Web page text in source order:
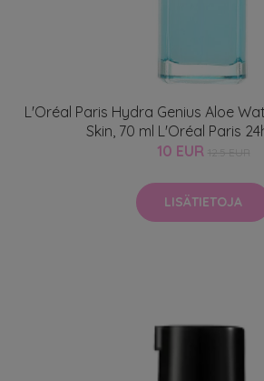
L'Oréal Paris Hydra Genius Aloe
Skin, 70 ml L'Oréal Paris
10 EUR
LISÄTIETOJA